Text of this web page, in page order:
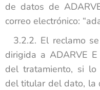
de datos de
correo electrónico:
3.2.2. El reclamo
dirigida a ADARVE
del tratamiento, si lo
del titular del dato, la